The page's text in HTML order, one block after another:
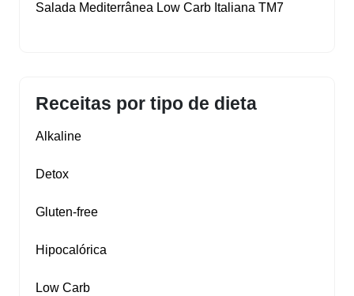
Salada Mediterrânea Low Carb Italiana TM7
Receitas por tipo de dieta
Alkaline
Detox
Gluten‑free
Hipocalórica
Low Carb